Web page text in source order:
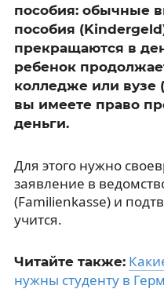
пособия: обычные
пособия
прекращаются в
ребенок
колледже или вузе
вы имеете право
деньги.
Для этого нужно
заявление в
(Familienkasse) и
учится.
Читайте также:
нужны студенту в